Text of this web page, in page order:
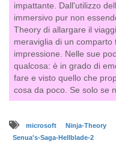
impattante. Dall'utilizzo
immersivo pur non
Theory di allargare il
meraviglia di un
impressione. Nelle sue
qualcosa: è in grado di
fare e visto quello che
cosa da poco. Se solo se
microsoft Ninja-Theory
Senua's-Saga-Hellblade-2